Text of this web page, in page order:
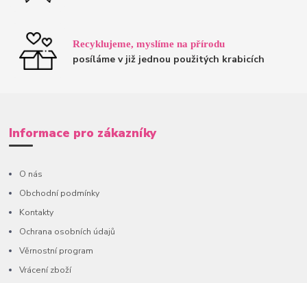
Recyklujeme, myslíme na přírodu
posíláme v již jednou použitých krabicích
Informace pro zákazníky
O nás
Obchodní podmínky
Kontakty
Ochrana osobních údajů
Věrnostní program
Vrácení zboží